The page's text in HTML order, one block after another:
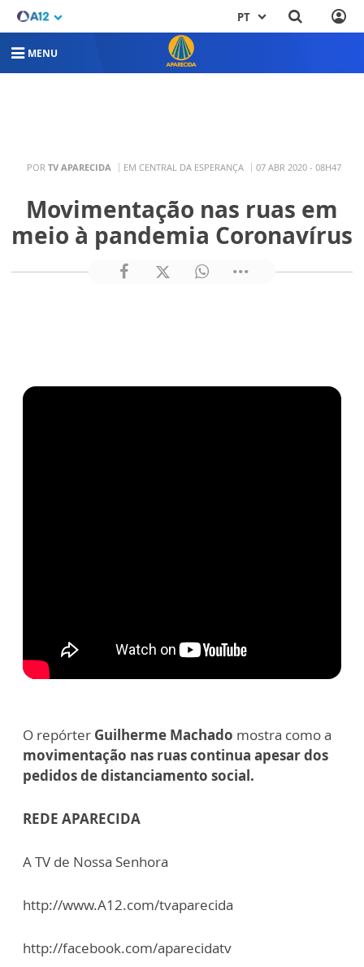
PT
MENU
POR TV APARECIDA EM CENTRAL DA ESPERANÇA 07 ABR 2020 - 08H47
Movimentação nas ruas em
meio à pandemia Coronavírus
O repórter Guilherme Machado mostra como a
movimentação nas ruas continua apesar dos
pedidos de distanciamento social.
REDE APARECIDA
A TV de Nossa Senhora
http://www.A12.com/tvaparecida
http://facebook.com/aparecidatv